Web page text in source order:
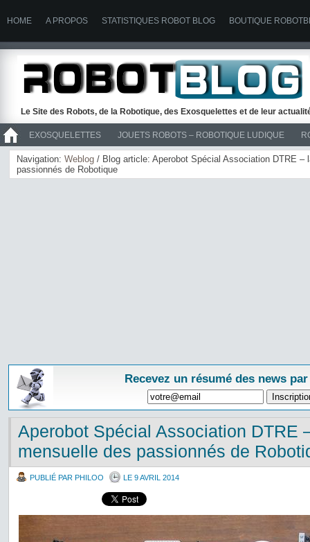
HOME A PROPOS STATISTIQUES ROBOT BLOG BOUTIQUE
Le Site des Robots, de la Robotique, des Exosquelettes et de leur
EXOSQUELETTES JOUETS ROBOTS – ROBOTIQUE LUDIQUE
>> ROBOTS
Navigation: Weblog / Blog article: Aperobot Spécial Association DTRE –
passionnés de Robotique
Recevez un résumé des news
Aperobot Spécial Association DTRE
mensuelle des passionnés de
PUBLIÉ PAR PHILOO LE 9 AVRIL 2014